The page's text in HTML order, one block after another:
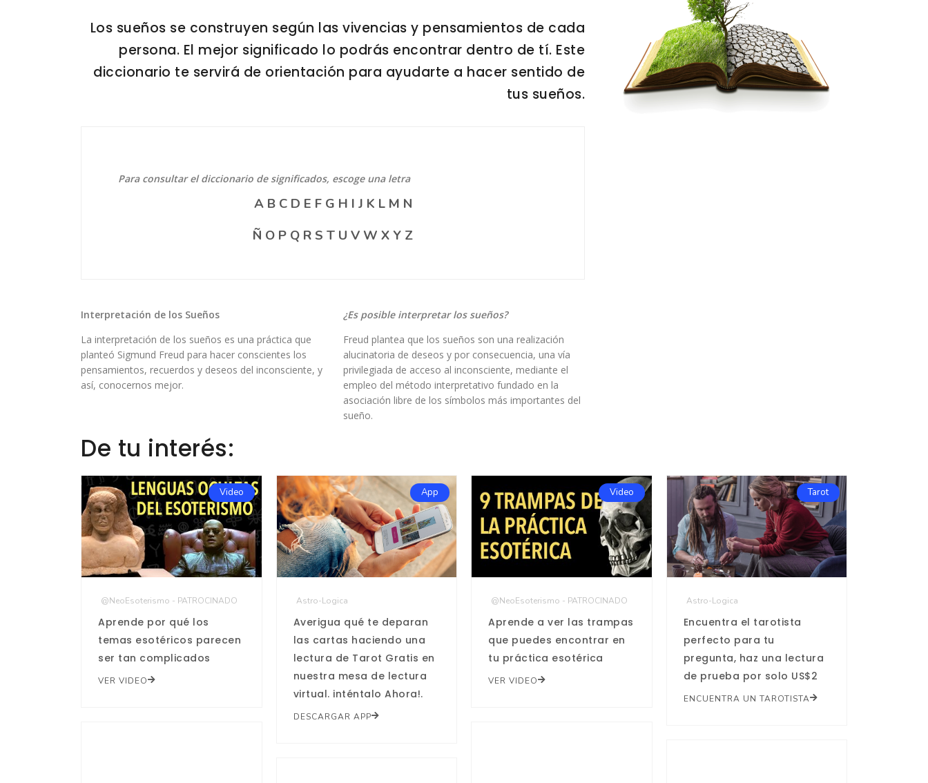
Los sueños se construyen según las vivencias y pensamientos de cada
persona. El mejor significado lo podrás encontrar dentro de tí. Este
diccionario te servirá de orientación para ayudarte a hacer sentido de
tus sueños.
Para consultar el diccionario de significados, escoge una letra
A B C D E F G H I J K L M N
Ñ O P Q R S T U V W X Y Z
Interpretación de los Sueños
La interpretación de los sueños es una práctica que
planteó Sigmund Freud para hacer conscientes los
pensamientos, recuerdos y deseos del inconsciente, y
así, conocernos mejor.
¿Es posible interpretar los sueños?
Freud plantea que los sueños son una realización
alucinatoria de deseos y por consecuencia, una vía
privilegiada de acceso al inconsciente, mediante el
empleo del método interpretativo fundado en la
asociación libre de los símbolos más importantes del
sueño.
De tu interés:
Video
@NeoEsoterismo - PATROCINADO
Aprende por qué los
temas esotéricos parecen
ser tan complicados
VER VIDEO
App
Astro-Logica
Averigua qué te deparan
las cartas haciendo una
lectura de Tarot Gratis en
nuestra mesa de lectura
virtual. inténtalo Ahora!.
DESCARGAR APP
Video
@NeoEsoterismo - PATROCINADO
Aprende a ver las trampas
que puedes encontrar en
tu práctica esotérica
VER VIDEO
Tarot
Astro-Logica
Encuentra el tarotista
perfecto para tu
pregunta, haz una lectura
de prueba por solo US$2
ENCUENTRA UN TAROTISTA